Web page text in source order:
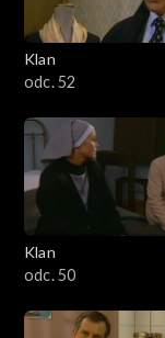
Klan
odc. 52
Klan
odc. 50